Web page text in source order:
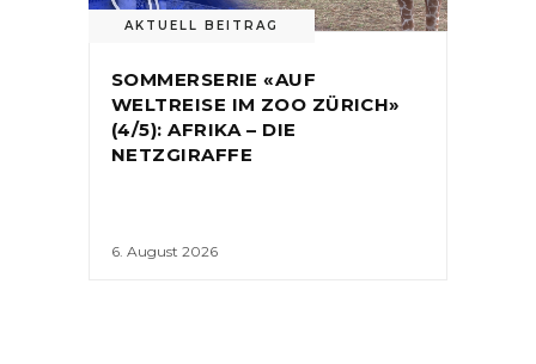
AKTUELL BEITRAG
SOMMERSERIE «AUF
WELTREISE IM ZOO ZÜRICH»
(4/5): AFRIKA – DIE
NETZGIRAFFE
6. August 2026